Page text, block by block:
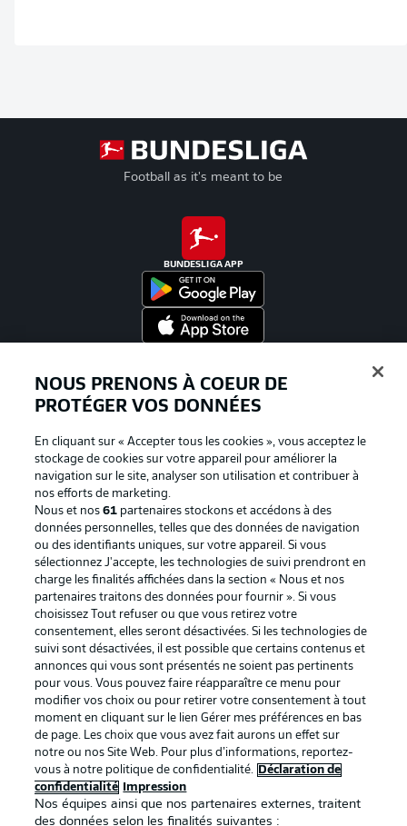
Football as it's meant to be
BUNDESLIGA APP
La publicité Conditions d’utilisation des
Mentions Légales Gérer mes préférences
Déclaration de
confidentialité
Diffuseurs
Travaux Contact
Impression Joueurs
NOUS PRENONS À COEUR DE
PROTÉGER VOS DONNÉES
En cliquant sur « Accepter tous les cookies », vous acceptez le
stockage de cookies sur votre appareil pour améliorer la
navigation sur le site, analyser son utilisation et contribuer à
nos efforts de marketing.
Nous et nos61 partenaires stockons et accédons à des
données personnelles, telles que des données de navigation
ou des identifiants uniques, sur votre appareil. Si vous
sélectionnez J'accepte, les technologies de suivi prendront en
charge les finalités affichées dans la section « Nous et nos
partenaires traitons des données pour fournir ». Si vous
choisissez Tout refuser ou que vous retirez votre
consentement, elles seront désactivées. Si les technologies de
suivi sont désactivées, il est possible que certains contenus et
annonces qui vous sont présentés ne soient pas pertinents
pour vous. Vous pouvez faire réapparaître ce menu pour
modifier vos choix ou pour retirer votre consentement à tout
moment en cliquant sur le lien Gérer mes préférences en bas
de page. Les choix que vous avez fait aurons un effet sur
notre ou nos Site Web. Pour plus d’informations, reportez-
vous à notre politique de confidentialité.
Déclaration de
confidentialité
Impression
Nos équipes ainsi que nos partenaires externes, traitent
des données selon les finalités suivantes :